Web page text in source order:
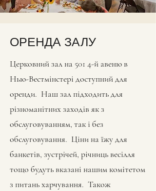
ОРЕНДА ЗАЛУ
Церковний зал на 501 4-й авеню в
Нью-Вестмінстері доступний для
оренди. Наш зал підходить для
різноманітних заходів як з
обслуговуванням, так і без
обслуговування. Ціни на їжу для
банкетів, зустрічей, річниць весілля
тощо будуть вказані нашим комітетом
з питань харчування. Також